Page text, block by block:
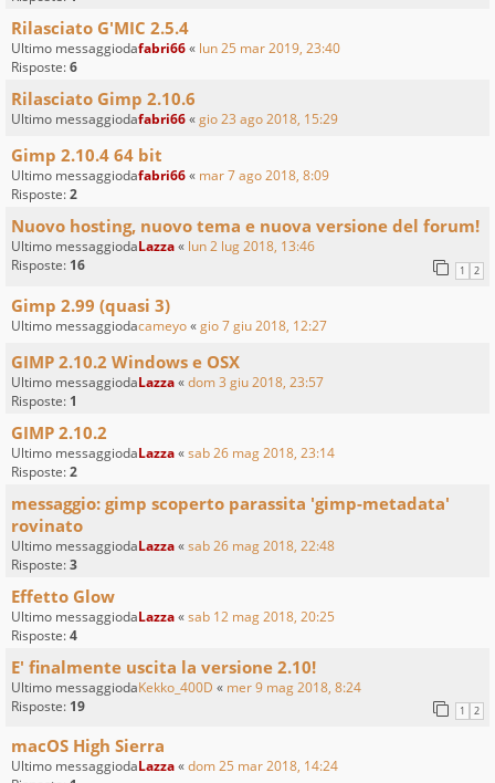
Rilasciato G'MIC 2.5.4
Ultimo messaggiodafabri66« lun 25 mar 2019, 23:40
Risposte:6
Rilasciato Gimp 2.10.6
Ultimo messaggiodafabri66«gio 23 ago 2018, 15:29
Gimp 2.10.4 64 bit
Ultimo messaggiodafabri66« mar 7 ago 2018, 8:09
Risposte:2
Nuovo hosting, nuovo tema e nuova versione del forum!
Ultimo messaggiodaLazza« lun 2 lug 2018, 13:46
Risposte: 16 1 2
Gimp 2.99 (quasi 3)
Ultimo messaggiodacameyo«gio 7 giu 2018, 12:27
GIMP 2.10.2 Windows e OSX
Ultimo messaggiodaLazza«dom 3 giu 2018, 23:57
Risposte: 1
GIMP 2.10.2
Ultimo messaggiodaLazza«sab 26 mag 2018, 23:14
Risposte:2
messaggio: gimp scoperto parassita 'gimp-metadata'
rovinato
Ultimo messaggiodaLazza«sab 26 mag 2018, 22:48
Risposte:3
Effetto Glow
Ultimo messaggiodaLazza«sab 12 mag 2018, 20:25
Risposte:4
E' finalmente uscita la versione 2.10!
Ultimo messaggiodaKekko_400D « mer 9 mag 2018, 8:24
Risposte: 19 1 2
macOS High Sierra
Ultimo messaggiodaLazza«dom 25 mar 2018, 14:24